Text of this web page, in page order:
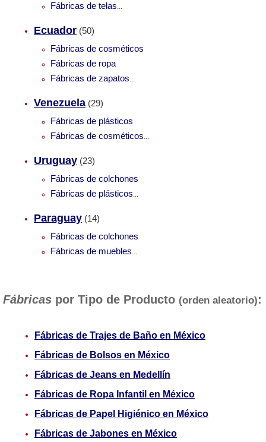
Fábricas de telas...
Ecuador (50)
Fábricas de cosméticos
Fábricas de ropa
Fábricas de zapatos...
Venezuela (29)
Fábricas de plásticos
Fábricas de cosméticos...
Uruguay (23)
Fábricas de colchones
Fábricas de plásticos...
Paraguay (14)
Fábricas de colchones
Fábricas de muebles...
Fábricas por Tipo de Producto (orden aleatorio):
Fábricas de Trajes de Baño en México
Fábricas de Bolsos en México
Fábricas de Jeans en Medellín
Fábricas de Ropa Infantil en México
Fábricas de Papel Higiénico en México
Fábricas de Jabones en México